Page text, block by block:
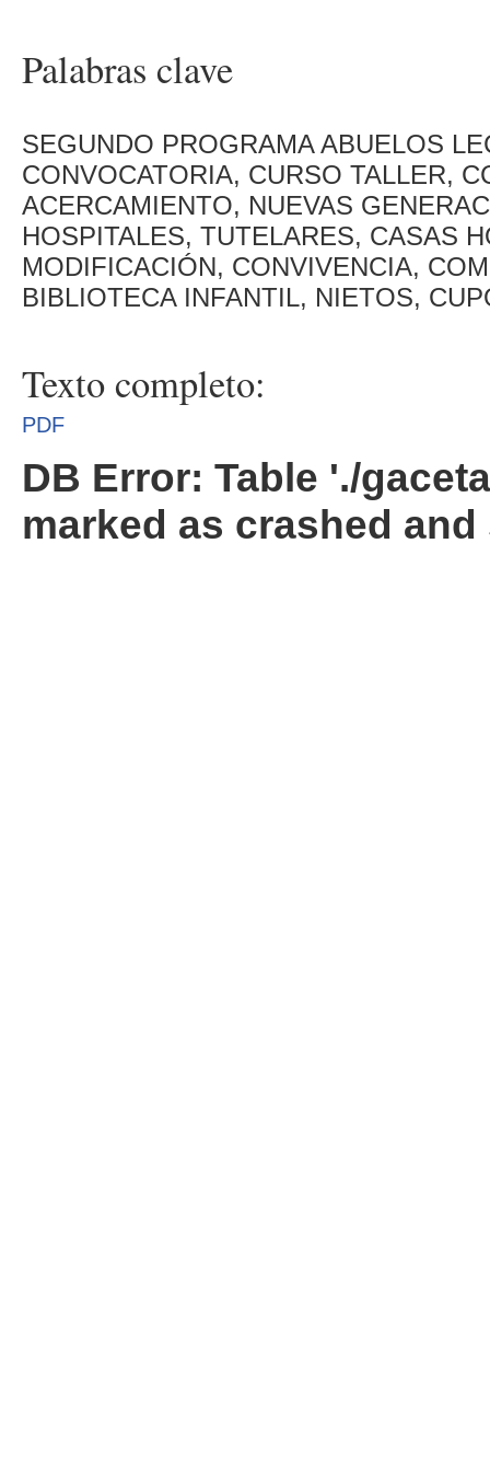
Palabras clave
SEGUNDO PROGRAMA ABUELOS
CONVOCATORIA, CURSO TALLER,
ACERCAMIENTO, NUEVAS
HOSPITALES, TUTELARES, CASAS
MODIFICACIÓN, CONVIVENCIA,
BIBLIOTECA INFANTIL, NIETOS,
Texto completo:
PDF
DB Error: Table './
marked as crashed